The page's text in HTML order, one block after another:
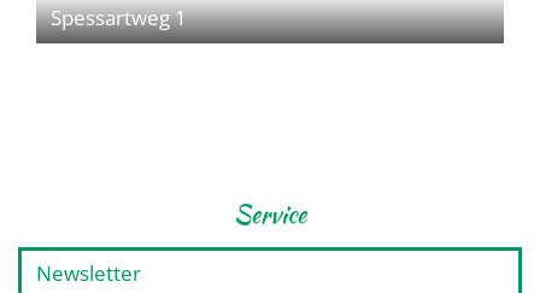
Spessartweg 1
Service
Newsletter